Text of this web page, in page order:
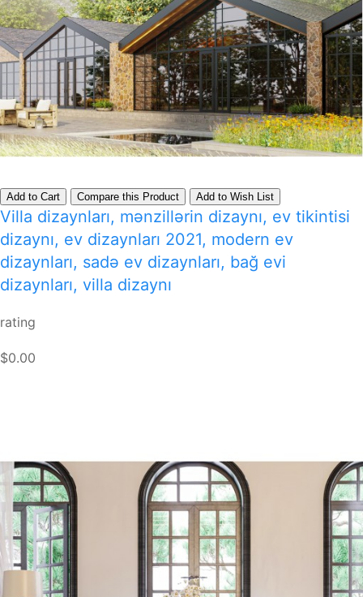
Add to Cart Compare this Product Add to Wish List
Villa dizaynları, mənzillərin dizaynı, ev tikintisi
dizaynı, ev dizaynları 2021, modern ev
dizaynları, sadə ev dizaynları, bağ evi
dizaynları, villa dizaynı
rating
$0.00